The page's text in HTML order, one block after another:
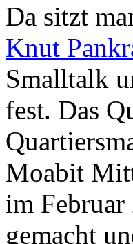
Da sitzt
Knut
Smalltalk
fest. Das
Moabit
im Februar
gemacht